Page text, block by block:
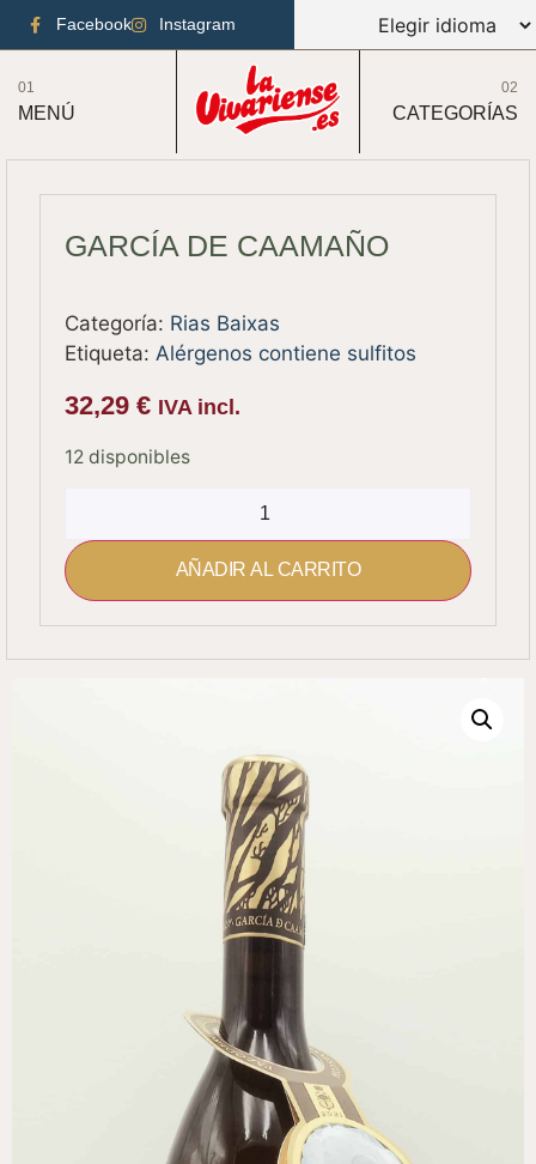
Facebook Instagram
01
MENÚ
02
CATEGORÍAS
GARCÍA DE CAAMAÑO
Categoría: Rias Baixas
Etiqueta: Alérgenos contiene sulfitos
32,29€ IVA incl.
12 disponibles
AÑADIR AL CARRITO